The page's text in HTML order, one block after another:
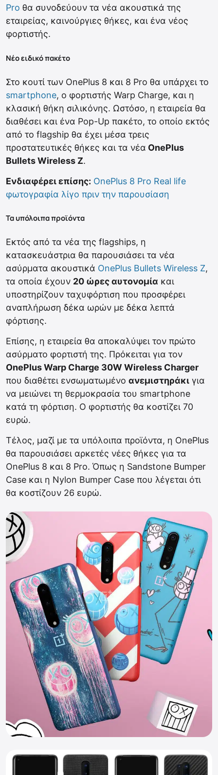
Pro θα συνοδεύουν τα νέα ακουστικά της
εταιρείας, καινούργιες θήκες, και ένα νέος
φορτιστής.
Νέο ειδικό πακέτο
Στο κουτί των OnePlus 8 και 8 Pro θα υπάρχει το
smartphone, ο φορτιστής Warp Charge, και η
κλασική θήκη σιλικόνης. Ωστόσο, η εταιρεία θα
διαθέσει και ένα Pop-Up πακέτο, το οποίο εκτός
από το flagship θα έχει μέσα τρεις
προστατευτικές θήκες και τα νέα OnePlus
Bullets Wireless Z.
Ενδιαφέρει επίσης: OnePlus 8 Pro Real life
φωτογραφία λίγο πριν την παρουσίαση
Τα υπόλοιπα προϊόντα
Εκτός από τα νέα της flagships, η
κατασκευάστρια θα παρουσιάσει τα νέα
ασύρματα ακουστικά OnePlus Bullets Wireless Z,
τα οποία έχουν 20 ώρες αυτονομία και
υποστηρίζουν ταχυφόρτιση που προσφέρει
αναπλήρωση δέκα ωρών με δέκα λεπτά
φόρτισης.
Επίσης, η εταιρεία θα αποκαλύψει τον πρώτο
ασύρματο φορτιστή της. Πρόκειται για τον
OnePlus Warp Charge 30W Wireless Charger
που διαθέτει ενσωματωμένο ανεμιστηράκι για
να μειώνει τη θερμοκρασία του smartphone
κατά τη φόρτιση. Ο φορτιστής θα κοστίζει 70
ευρώ.
Τέλος, μαζί με τα υπόλοιπα προϊόντα, η OnePlus
θα παρουσιάσει αρκετές νέες θήκες για τα
OnePlus 8 και 8 Pro. Όπως η Sandstone Bumper
Case και η Nylon Bumper Case που λέγεται ότι
θα κοστίζουν 26 ευρώ.